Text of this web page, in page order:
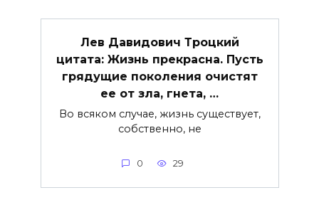
Лев Давидович Троцкий
цитата: Жизнь прекрасна. Пусть
грядущие поколения очистят
ее от зла, гнета, …
Во всяком случае, жизнь существует,
собственно, не
0 29